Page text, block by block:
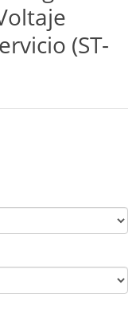
(ST-